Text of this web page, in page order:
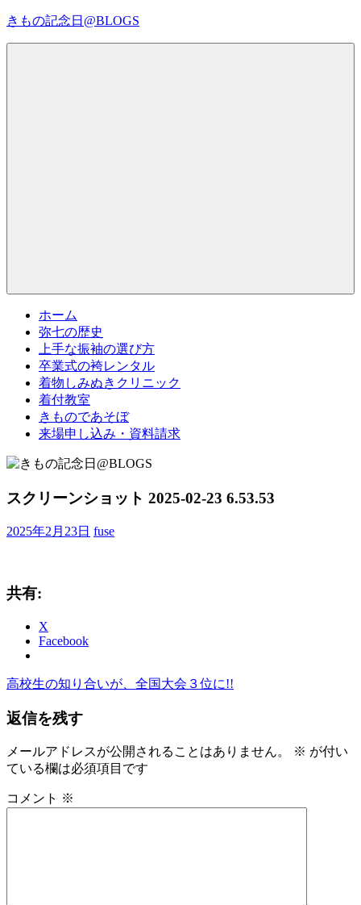
コ
きもの記念日@BLOGS
す。
ホーム
弥七の歴史
上手な振袖の選び方
卒業式の袴レンタル
着物しみぬきクリニック
着付教室
きものであそぼ
来場申し込み・資料請求
スクリーンショット 2025-02-23 6.53.53
2025年2月23日 fuse
共有:
X
Facebook
投
稿
ビ
ゲ
前
記
高校生の知り合いが、全国大会３位に!!
返信を残す
メールアドレスが公開されることはありません。 ※ が付い
ている欄は必須項目です
コメント ※